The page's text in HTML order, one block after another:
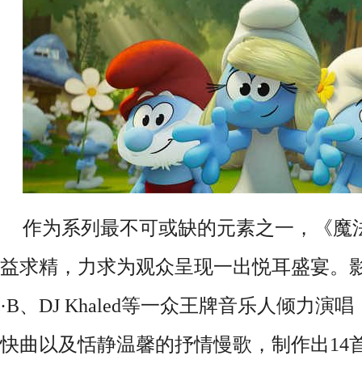
作为系列最不可或缺的元素之一，《魔
益求精，力求为观众呈现一出悦耳盛宴。
·B、DJ Khaled等一众王牌音乐人倾力演
快曲以及恬静温馨的抒情慢歌，制作出14